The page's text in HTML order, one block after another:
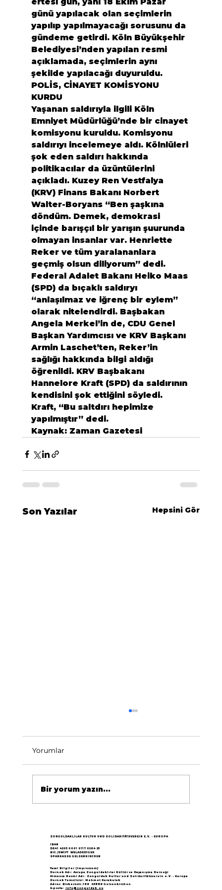
günü yapılacak olan seçimlerin
yapılıp yapılmayacağı sorusunu da
gündeme getirdi. Köln Büyükşehir
Belediyesi’nden yapılan resmi
açıklamada, seçimlerin aynı
şekilde yapılacağı duyuruldu.
POLİS, CİNAYET KOMİSYONU
KURDU
Yaşanan saldırıyla ilgili Köln
Emniyet Müdürlüğü’nde bir cinayet
komisyonu kuruldu. Komisyonu
saldırıyı incelemeye aldı. Kölnlüleri
şok eden saldırı hakkında
politikacılar da üzüntülerini
açıkladı. Kuzey Ren Vestfalya
(KRV) Finans Bakanı Norbert
Walter-Boryans “Ben şaşkına
döndüm. Demek, demokrasi
içinde barışçıl bir yarışın şuurunda
olmayan insanlar var. Henriette
Reker ve tüm yaralananlara
geçmiş olsun diliyorum” dedi.
Federal Adalet Bakanı Heiko Maas
(SPD) da bıçaklı saldıryı
“anlaşılmaz ve iğrenç bir eylem”
olarak nitelendirdi. Başbakan
Angela Merkel’in de, CDU Genel
Başkan Yardımcısı ve KRV Başkanı
Armin Laschet’ten, Reker’in
sağlığı hakkında bilgi aldığı
öğrenildi. KRV Başbakanı
Hannelore Kraft (SPD) da saldırının
kendisini şok ettiğini söyledi.
Kraft, “Bu saltdırı hepimize
yapılmıştır” dedi.
Kaynak: Zaman Gazetesi
Son Yazılar Hepsini Gör
büyük yankı uyandırdı...
Yorumlar
Bir yorum yazın...
ZONGULDAKLILAR KULTUR UND SOLIDARITÄTSVEREIN E.V. - EUROPA
IBAN
DE41 4205 0001 0117 0264 25
BIC /SWIFT WELADED1GEK
SPARKASSE GELSENKIRCHEN
Yasal Bilgiler (Impressum)
Dernek Adı: Avrupa Zonguldaklılar Kültür ve Dayanışma Derneği
Almanca Resmi Adı: Zonguldak Kultur und Solidaritätsverein e.V. - Europa
Dernek Temsilcisi: Mehmet Karakulak
Adres: Bickernstr.166 45889 Gelsenkirchen
E-posta: info@zonguldak.eu